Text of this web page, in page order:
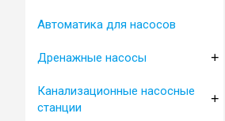
Автоматика для насосов
Дренажные насосы +
Канализационные насосные
станции
+